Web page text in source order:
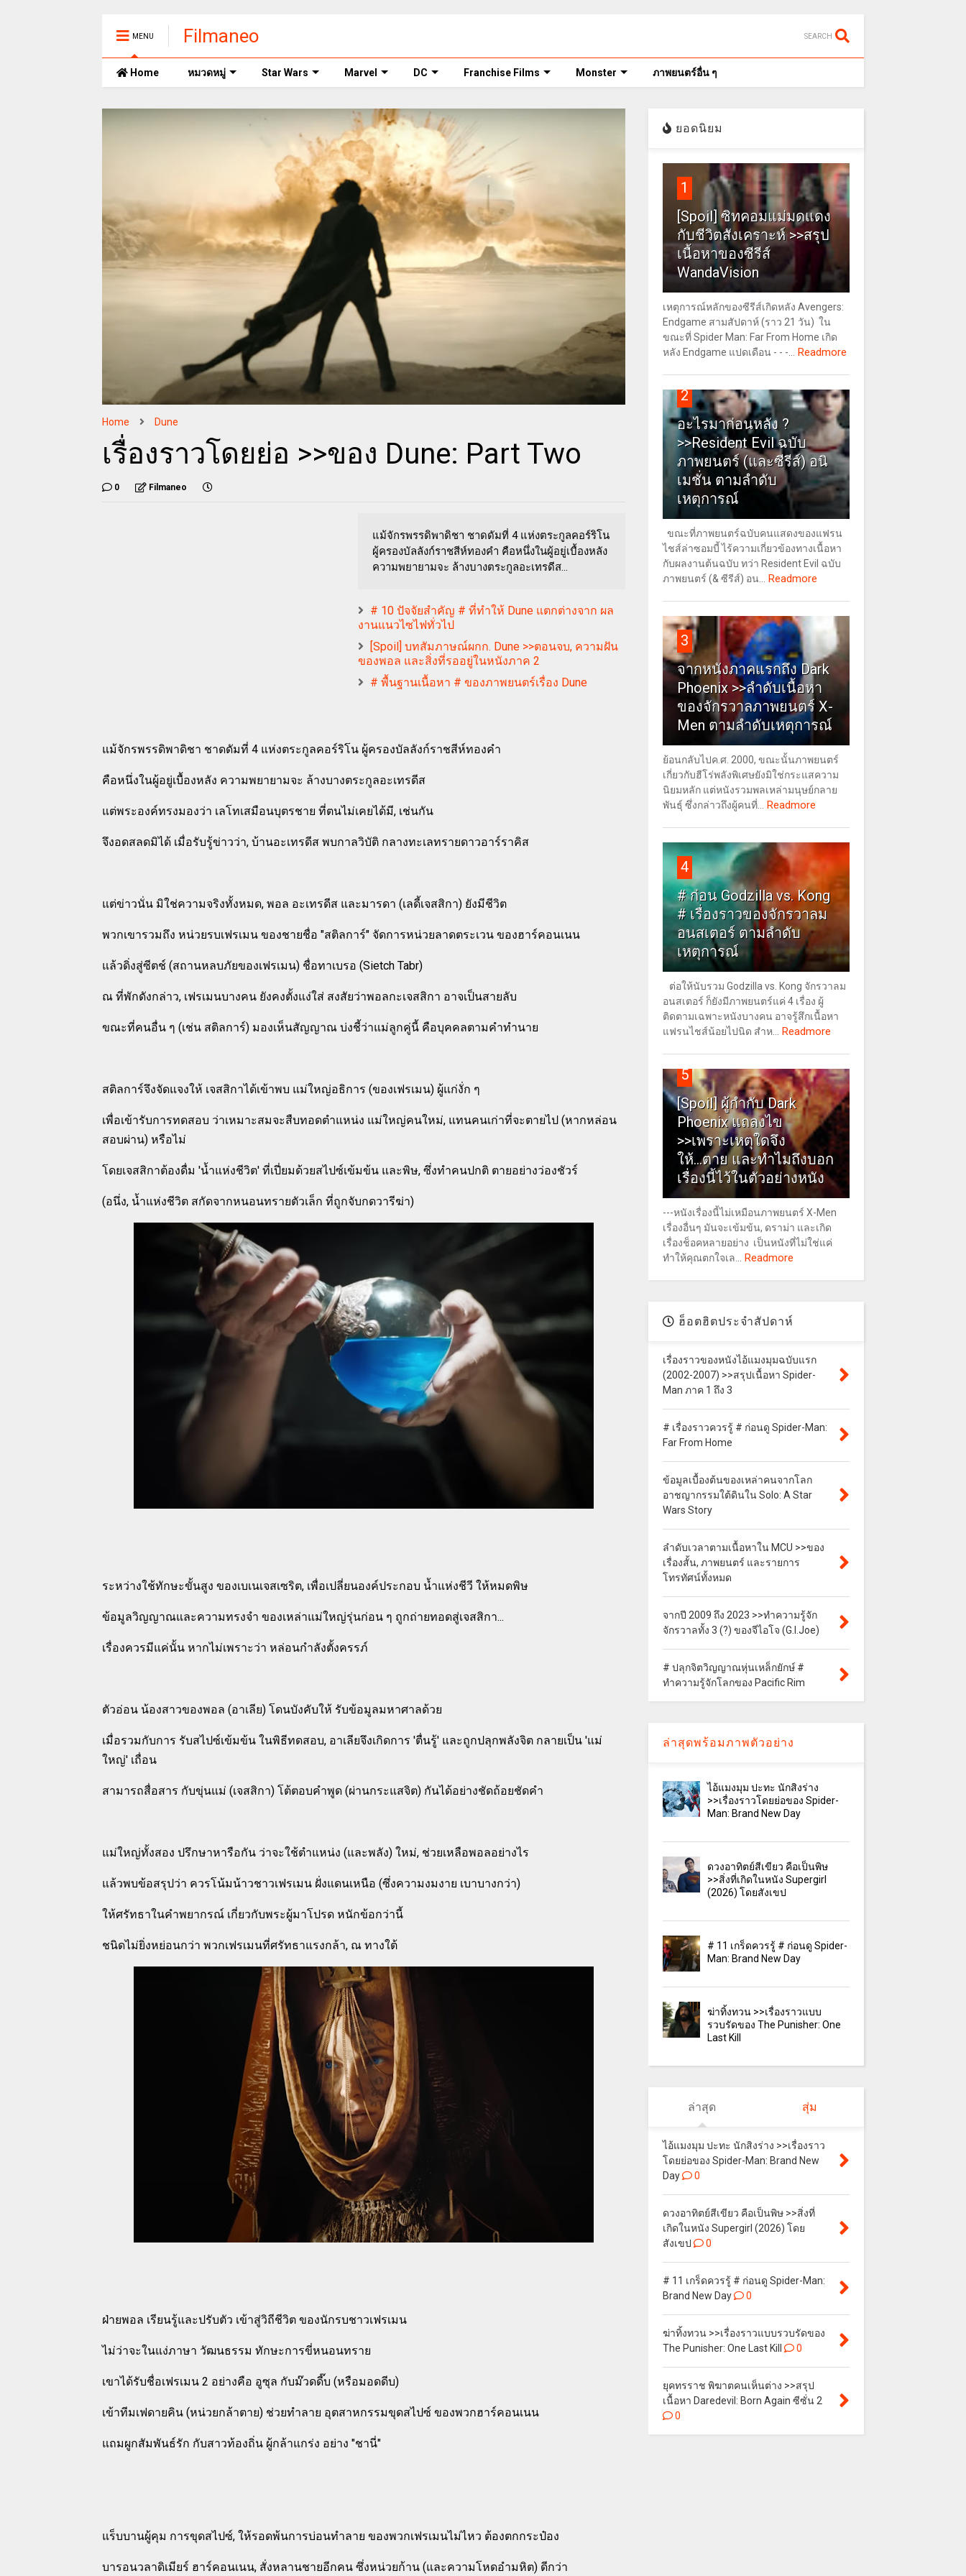
MENU Filmaneo SEARCH
Home หมวดหมู่ Star Wars Marvel DC Franchise Films Monster ภาพยนตร์อื่น ๆ
Home Dune
เรื่องราวโดยย่อ >>ของ Dune: Part Two
0 Filmaneo
แม้จักรพรรดิพาดิชา ชาดดัมที่ 4 แห่งตระกูลคอร์ริโน
ผู้ครองบัลลังก์ราชสีห์ทองคำ คือหนึ่งในผู้อยู่เบื้องหลัง
ความพยายามจะ ล้างบางตระกูลอะเทรดีส...
# 10 ปัจจัยสำคัญ # ที่ทำให้ Dune แตกต่างจาก ผล
งานแนวไซไฟทั่วไป
[Spoil] บทสัมภาษณ์ผกก. Dune >>ตอนจบ, ความฝัน
ของพอล และสิ่งที่รออยู่ในหนังภาค 2
# พื้นฐานเนื้อหา # ของภาพยนตร์เรื่อง Dune
แม้จักรพรรดิพาดิชา ชาดดัมที่ 4 แห่งตระกูลคอร์ริโน ผู้ครองบัลลังก์ราชสีห์ทองคำ
คือหนึ่งในผู้อยู่เบื้องหลัง ความพยายามจะ ล้างบางตระกูลอะเทรดีส
แต่พระองค์ทรงมองว่า เลโทเสมือนบุตรชาย ที่ตนไม่เคยได้มี, เช่นกัน
จึงอดสลดมิได้ เมื่อรับรู้ข่าวว่า, บ้านอะเทรดีส พบกาลวิบัติ กลางทะเลทรายดาวอาร์ราคิส
แต่ข่าวนั่น มิใช่ความจริงทั้งหมด, พอล อะเทรดีส และมารดา (เลดี้เจสสิกา) ยังมีชีวิต
พวกเขารวมถึง หน่วยรบเฟรเมน ของชายชื่อ "สติลการ์" จัดการหน่วยลาดตระเวน ของฮาร์คอนเนน
แล้วดิ่งสู่ซีตช์ (สถานหลบภัยของเฟรเมน) ชื่อทาเบรอ (Sietch Tabr)
ณ ที่พักดังกล่าว, เฟรเมนบางคน ยังคงตั้งแง่ใส่ สงสัยว่าพอลกะเจสสิกา อาจเป็นสายลับ
ขณะที่คนอื่น ๆ (เช่น สติลการ์) มองเห็นสัญญาณ บ่งชี้ว่าแม่ลูกคู่นี้ คือบุคคลตามคำทำนาย
สติลการ์จึงจัดแจงให้ เจสสิกาได้เข้าพบ แม่ใหญ่อธิการ (ของเฟรเมน) ผู้แก่งั่ก ๆ
เพื่อเข้ารับการทดสอบ ว่าเหมาะสมจะสืบทอดตำแหน่ง แม่ใหญ่คนใหม่, แทนคนเก่าที่จะตายไป (หากหล่อน
สอบผ่าน) หรือไม่
โดยเจสสิกาต้องดื่ม 'น้ำแห่งชีวิต' ที่เปี่ยมด้วยสไปซ์เข้มข้น และพิษ, ซึ่งทำคนปกติ ตายอย่างว่องชัวร์
(อนึ่ง, น้ำแห่งชีวิต สกัดจากหนอนทรายตัวเล็ก ที่ถูกจับกดวารีฆ่า)
ระหว่างใช้ทักษะขั้นสูง ของเบเนเจสเซริต, เพื่อเปลี่ยนองค์ประกอบ น้ำแห่งชีวี ให้หมดพิษ
ข้อมูลวิญญาณและความทรงจำ ของเหล่าแม่ใหญ่รุ่นก่อน ๆ ถูกถ่ายทอดสู่เจสสิกา...
เรื่องควรมีแค่นั้น หากไม่เพราะว่า หล่อนกำลังตั้งครรภ์
ตัวอ่อน น้องสาวของพอล (อาเลีย) โดนบังคับให้ รับข้อมูลมหาศาลด้วย
เมื่อรวมกับการ รับสไปซ์เข้มข้น ในพิธีทดสอบ, อาเลียจึงเกิดการ 'ตื่นรู้' และถูกปลุกพลังจิต กลายเป็น 'แม่
ใหญ่' เถื่อน
สามารถสื่อสาร กับขุ่นแม่ (เจสสิกา) โต้ตอบคำพูด (ผ่านกระแสจิต) กันได้อย่างชัดถ้อยชัดคำ
แม่ใหญ่ทั้งสอง ปรึกษาหารือกัน ว่าจะใช้ตำแหน่ง (และพลัง) ใหม่, ช่วยเหลือพอลอย่างไร
แล้วพบข้อสรุปว่า ควรโน้มน้าวชาวเฟรเมน ฝั่งแดนเหนือ (ซึ่งความงมงาย เบาบางกว่า)
ให้ศรัทธาในคำพยากรณ์ เกี่ยวกับพระผู้มาโปรด หนักข้อกว่านี้
ชนิดไม่ยิ่งหย่อนกว่า พวกเฟรเมนที่ศรัทธาแรงกล้า, ณ ทางใต้
ฝ่ายพอล เรียนรู้และปรับตัว เข้าสู่วิถีชีวิต ของนักรบชาวเฟรเมน
ไม่ว่าจะในแง่ภาษา วัฒนธรรม ทักษะการขี่หนอนทราย
เขาได้รับชื่อเฟรเมน 2 อย่างคือ อูซุล กับม๊วดดี๊บ (หรือมอดดีบ)
เข้าทีมเฟดายคิน (หน่วยกล้าตาย) ช่วยทำลาย อุตสาหกรรมขุดสไปซ์ ของพวกฮาร์คอนเนน
แถมผูกสัมพันธ์รัก กับสาวท้องถิ่น ผู้กล้าแกร่ง อย่าง "ชานี่"
แร็บบานผู้คุม การขุดสไปซ์, ให้รอดพ้นการบ่อนทำลาย ของพวกเฟรเมนไม่ไหว ต้องตกกระป๋อง
บารอนวลาดิเมียร์ ฮาร์คอนเนน, สั่งหลานชายอีกคน ซึ่งหน่วยก้าน (และความโหดอำมหิต) ดีกว่า
ยอดนิยม
1
[Spoil] ซิทคอมแม่มดแดง
กับชีวิตสังเคราะห์ >>สรุป
เนื้อหาของซีรีส์
WandaVision
เหตุการณ์หลักของซีรีส์เกิดหลัง Avengers:
Endgame สามสัปดาห์ (ราว 21 วัน) ใน
ขณะที่ Spider Man: Far From Home เกิด
หลัง Endgame แปดเดือน - - -...
Readmore
2
อะไรมาก่อนหลัง ?
>>Resident Evil ฉบับ
ภาพยนตร์ (และซีรีส์) อนิ
เมชั่น ตามลำดับ
เหตุการณ์
ขณะที่ภาพยนตร์ฉบับคนแสดงของแฟรน
ไชส์ล่าซอมบี้ ไร้ความเกี่ยวข้องทางเนื้อหา
กับผลงานต้นฉบับ ทว่า Resident Evil ฉบับ
ภาพยนตร์ (& ซีรีส์) อน...
Readmore
3
จากหนังภาคแรกถึง Dark
Phoenix >>ลำดับเนื้อหา
ของจักรวาลภาพยนตร์ X-
Men ตามลำดับเหตุการณ์
ย้อนกลับไปค.ศ. 2000, ขณะนั้นภาพยนตร์
เกี่ยวกับฮีโร่พลังพิเศษยังมิใช่กระแสความ
นิยมหลัก แต่หนังรวมพลเหล่ามนุษย์กลาย
พันธุ์ ซึ่งกล่าวถึงผู้คนที่...
Readmore
4
# ก่อน Godzilla vs. Kong
# เรื่องราวของจักรวาลม
อนสเตอร์ ตามลำดับ
เหตุการณ์
ต่อให้นับรวม Godzilla vs. Kong จักรวาลม
อนสเตอร์ ก็ยังมีภาพยนตร์แค่ 4 เรื่อง ผู้
ติดตามเฉพาะหนังบางคน อาจรู้สึกเนื้อหา
แฟรนไชส์น้อยไปนิด สำห...
Readmore
5
[Spoil] ผู้กำกับ Dark
Phoenix แถลงไข
>>เพราะเหตุใดจึง
ให้...ตาย และทำไมถึงบอก
เรื่องนี้ไว้ในตัวอย่างหนัง
---หนังเรื่องนี้ไม่เหมือนภาพยนตร์ X-Men
เรื่องอื่นๆ มันจะเข้มข้น, ดราม่า และเกิด
เรื่องช็อคหลายอย่าง เป็นหนังที่ไม่ใช่แค่
ทำให้คุณตกใจเล...
Readmore
ฮ็อตฮิตประจำสัปดาห์
เรื่องราวของหนังไอ้แมงมุมฉบับแรก
(2002-2007) >>สรุปเนื้อหา Spider-
Man ภาค 1 ถึง 3
# เรื่องราวควรรู้ # ก่อนดู Spider-Man:
Far From Home
ข้อมูลเบื้องต้นของเหล่าคนจากโลก
อาชญากรรมใต้ดินใน Solo: A Star
Wars Story
ลำดับเวลาตามเนื้อหาใน MCU >>ของ
เรื่องสั้น, ภาพยนตร์ และรายการ
โทรทัศน์ทั้งหมด
จากปี 2009 ถึง 2023 >>ทำความรู้จัก
จักรวาลทั้ง 3 (?) ของจีไอโจ (G.I.Joe)
# ปลุกจิตวิญญาณหุ่นเหล็กยักษ์ #
ทำความรู้จักโลกของ Pacific Rim
ล่าสุดพร้อมภาพตัวอย่าง
ไอ้แมงมุม ปะทะ นักสิงร่าง
>>เรื่องราวโดยย่อของ Spider-
Man: Brand New Day
ดวงอาทิตย์สีเขียว คือเป็นพิษ
>>สิ่งที่เกิดในหนัง Supergirl
(2026) โดยสังเขป
# 11 เกร็ดควรรู้ # ก่อนดู Spider-
Man: Brand New Day
ฆ่าทิ้งทวน >>เรื่องราวแบบ
รวบรัดของ The Punisher: One
Last Kill
ล่าสุด สุ่ม
ไอ้แมงมุม ปะทะ นักสิงร่าง >>เรื่องราว
โดยย่อของ Spider-Man: Brand New
Day
0
ดวงอาทิตย์สีเขียว คือเป็นพิษ >>สิ่งที่
เกิดในหนัง Supergirl (2026) โดย
สังเขป
0
# 11 เกร็ดควรรู้ # ก่อนดู Spider-Man:
Brand New Day
0
ฆ่าทิ้งทวน >>เรื่องราวแบบรวบรัดของ
The Punisher: One Last Kill
0
ยุคทรราช พิฆาตคนเห็นต่าง >>สรุป
เนื้อหา Daredevil: Born Again ซีซั่น 2
0